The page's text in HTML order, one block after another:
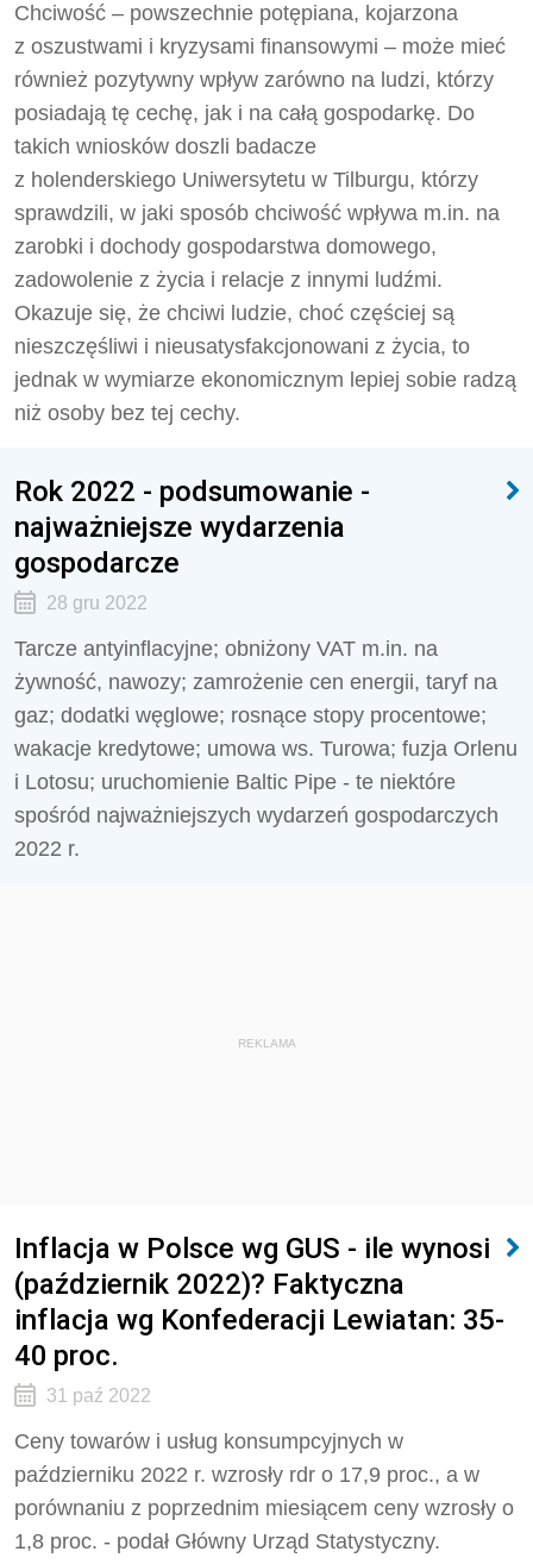
Chciwość – powszechnie potępiana, kojarzona
z oszustwami i kryzysami finansowymi – może mieć
również pozytywny wpływ zarówno na ludzi, którzy
posiadają tę cechę, jak i na całą gospodarkę. Do
takich wniosków doszli badacze
z holenderskiego Uniwersytetu w Tilburgu, którzy
sprawdzili, w jaki sposób chciwość wpływa m.in. na
zarobki i dochody gospodarstwa domowego,
zadowolenie z życia i relacje z innymi ludźmi.
Okazuje się, że chciwi ludzie, choć częściej są
nieszczęśliwi i nieusatysfakcjonowani z życia, to
jednak w wymiarze ekonomicznym lepiej sobie radzą
niż osoby bez tej cechy.
Rok 2022 - podsumowanie -
najważniejsze wydarzenia
gospodarcze
28 gru 2022
Tarcze antyinflacyjne; obniżony VAT m.in. na
żywność, nawozy; zamrożenie cen energii, taryf na
gaz; dodatki węglowe; rosnące stopy procentowe;
wakacje kredytowe; umowa ws. Turowa; fuzja Orlenu
i Lotosu; uruchomienie Baltic Pipe - te niektóre
spośród najważniejszych wydarzeń gospodarczych
2022 r.
REKLAMA
Inflacja w Polsce wg GUS - ile wynosi
(październik 2022)? Faktyczna
inflacja wg Konfederacji Lewiatan: 35-
40 proc.
31 paź 2022
Ceny towarów i usług konsumpcyjnych w
październiku 2022 r. wzrosły rdr o 17,9 proc., a w
porównaniu z poprzednim miesiącem ceny wzrosły o
1,8 proc. - podał Główny Urząd Statystyczny.